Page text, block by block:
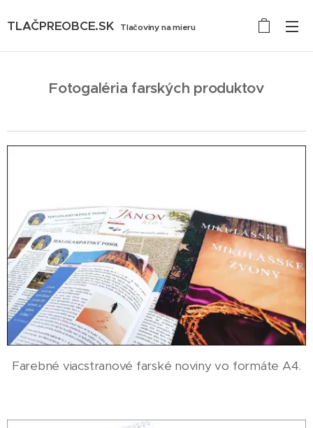
TLAČPREOBCE.SK Tlačoviny na mieru
Fotogaléria farských produktov
Farebné viacstranové farské noviny vo formáte A4.